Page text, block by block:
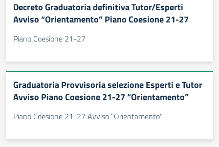
Decreto Graduatoria definitiva Tutor/Esperti
Avviso “Orientamento” Piano Coesione 21-27
Piano Coesione 21-27
Graduatoria Provvisoria selezione Esperti e Tutor
Avviso Piano Coesione 21-27 “Orientamento”
Piano Coesione 21-27 Avviso "Orientamento"